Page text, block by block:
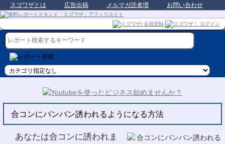
スゴワザとは 広告出稿 メルマガ読者増 お問い合わせ
合コンにバンバン誘われるようになる方法
あなたは合コンに誘われま